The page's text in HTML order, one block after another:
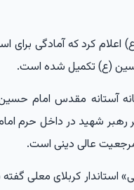
کرد که آمادگی برای
(ع) تکمیل شده است.
آستانه مقدس امام
رهبر شهید در داخل حرم
مرجعیت عالی دینی است.
کربلای معلی گفته